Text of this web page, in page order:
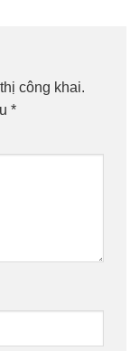
công khai.
*